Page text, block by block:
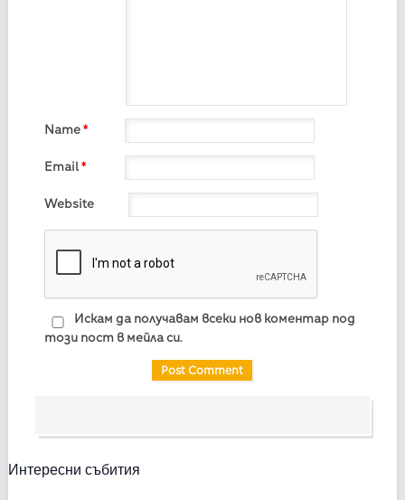
Name*
Email*
Website
Искам да получавам всеки нов коментар под
този пост в мейла си.
Интересни събития